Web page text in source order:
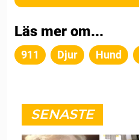
Läs mer om...
911 Djur Hund
SENASTE